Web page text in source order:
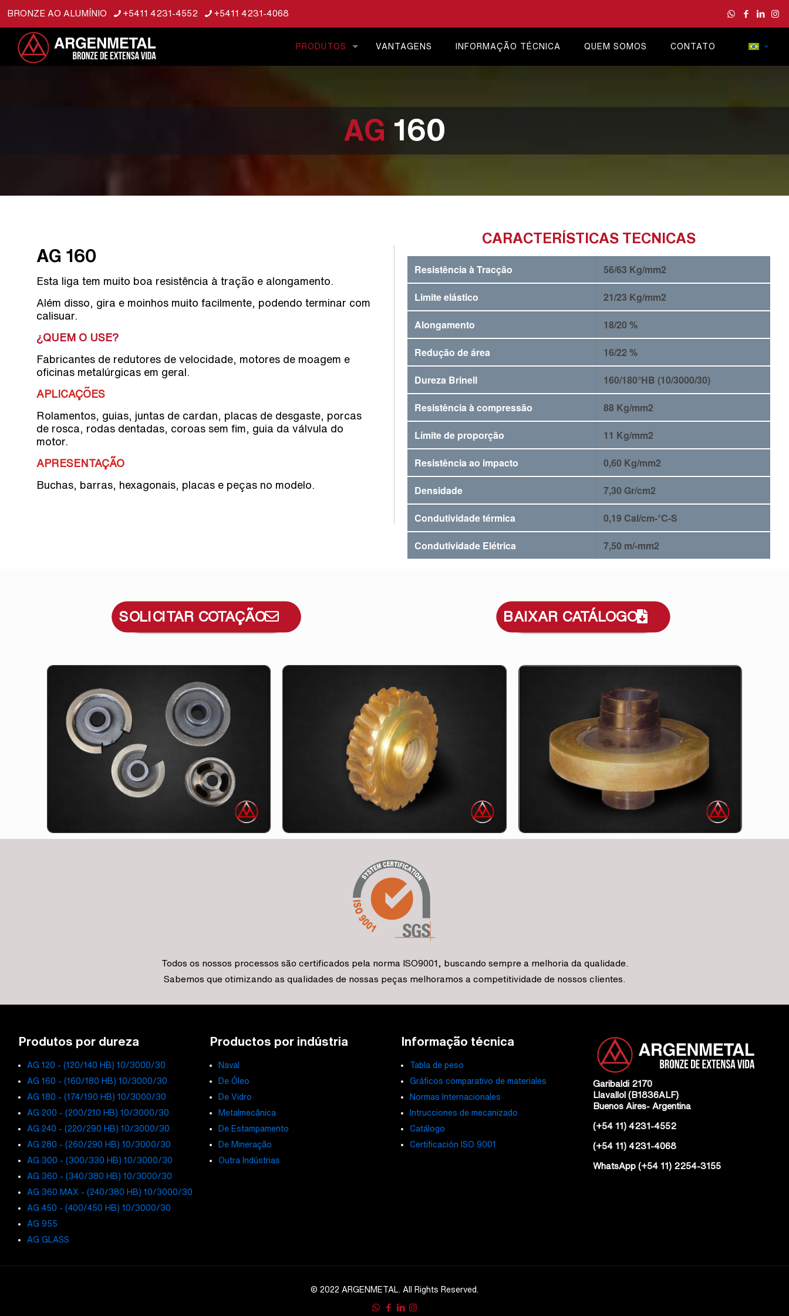
BRONZE AO ALUMÍNIO +5411 4231-4552 +5411 4231-4068
PRODUTOS VANTAGENS INFORMAÇÃO TÉCNICA QUEM SOMOS CONTATO
AG 160
AG 160
Esta liga tem muito boa resistência à tração e alongamento.
Além disso, gira e moinhos muito facilmente, podendo terminar com
calisuar.
¿QUEM O USE?
Fabricantes de redutores de velocidade, motores de moagem e
oficinas metalúrgicas em geral.
APLICAÇÕES
Rolamentos, guias, juntas de cardan, placas de desgaste, porcas
de rosca, rodas dentadas, coroas sem fim, guia da válvula do
motor.
APRESENTAÇÃO
Buchas, barras, hexagonais, placas e peças no modelo.
CARACTERÍSTICAS TECNICAS
Resistência à Tracção 56/63 Kg/mm2
Limite elástico 21/23 Kg/mm2
Alongamento 18/20 %
Redução de área 16/22 %
Dureza Brinell 160/180°HB (10/3000/30)
Resistência à compressão 88 Kg/mm2
Límite de proporção 11 Kg/mm2
Resistência ao impacto 0,60 Kg/mm2
Densidade 7,30 Gr/cm2
Condutividade térmica 0,19 Cal/cm-°C-S
Condutividade Elétrica 7,50 m/-mm2
SOLICITAR COTAÇÃO BAIXAR CATÁLOGO
Todos os nossos processos são certificados pela norma ISO9001, buscando sempre a melhoria da qualidade.
Sabemos que otimizando as qualidades de nossas peças melhoramos a competitividade de nossos clientes.
Produtos por dureza
AG 120 - (120/140 HB) 10/3000/30
AG 160 - (160/180 HB) 10/3000/30
AG 180 - (174/190 HB) 10/3000/30
AG 200 - (200/210 HB) 10/3000/30
AG 240 - (220/290 HB) 10/3000/30
AG 280 - (260/290 HB) 10/3000/30
AG 300 - (300/330 HB) 10/3000/30
AG 360 - (340/380 HB) 10/3000/30
AG 360 MAX - (240/380 HB) 10/3000/30
AG 450 - (400/450 HB) 10/3000/30
AG 955
AG GLASS
Productos por indústria
Naval
De Óleo
De Vidro
Metalmecânica
De Estampamento
De Mineração
Outra Indústrias
Informação técnica
Tabla de peso
Gráficos comparativo de materiales
Normas Internacionales
Intrucciones de mecanizado
Catálogo
Certificación ISO 9001
Garibaldi 2170
Llavallol (B1836ALF)
Buenos Aires- Argentina
(+54 11) 4231-4552
(+54 11) 4231-4068
WhatsApp (+54 11) 2254-3155
© 2022 ARGENMETAL. All Rights Reserved.